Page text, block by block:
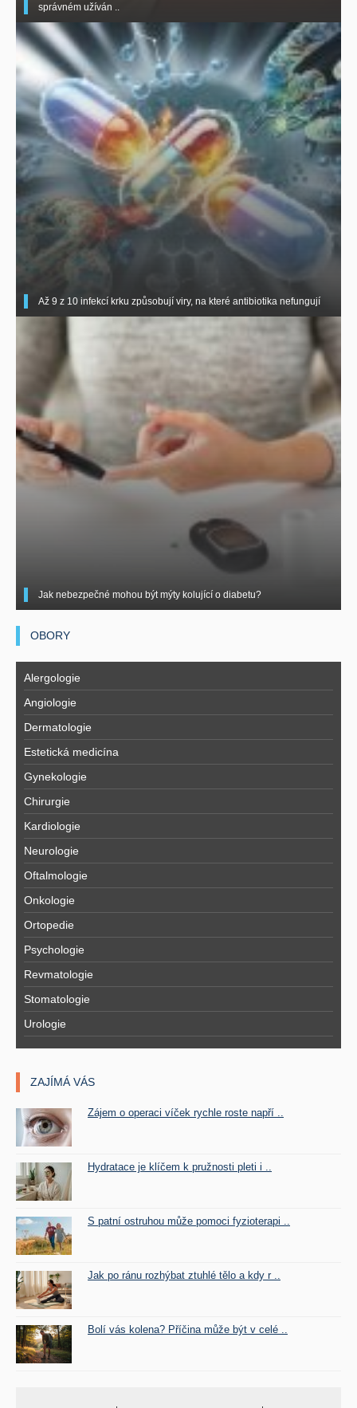
správném užíván ..
Až 9 z 10 infekcí krku způsobují viry, na které antibiotika nefungují
Jak nebezpečné mohou být mýty kolující o diabetu?
OBORY
Alergologie
Angiologie
Dermatologie
Estetická medicína
Gynekologie
Chirurgie
Kardiologie
Neurologie
Oftalmologie
Onkologie
Ortopedie
Psychologie
Revmatologie
Stomatologie
Urologie
ZAJÍMÁ VÁS
Zájem o operaci víček rychle roste napří ..
Hydratace je klíčem k pružnosti pleti i ..
S patní ostruhou může pomoci fyzioterapi ..
Jak po ránu rozhýbat ztuhlé tělo a kdy r ..
Bolí vás kolena? Příčina může být v celé ..